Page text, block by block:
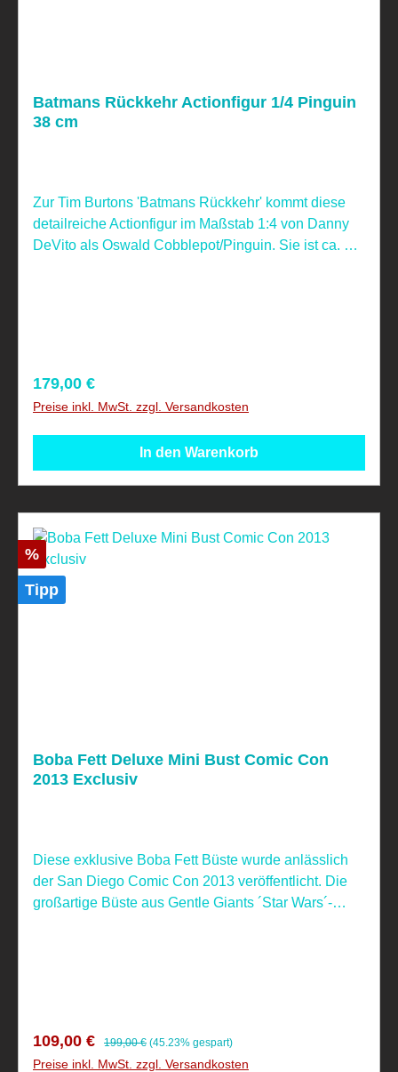
Batmans Rückkehr Actionfigur 1/4 Pinguin
38 cm
Zur Tim Burtons 'Batmans Rückkehr' kommt diese
detailreiche Actionfigur im Maßstab 1:4 von Danny
DeVito als Oswald Cobblepot/Pinguin. Sie ist ca. 38
Regulärer Preis:
179,00 €
Preise inkl. MwSt. zzgl. Versandkosten
In den Warenkorb
Rabatt
%
Tipp
Boba Fett Deluxe Mini Bust Comic Con
2013 Exclusiv
Diese exklusive Boba Fett Büste wurde anlässlich
der San Diego Comic Con 2013 veröffentlicht. Die
großartige Büste aus Gentle Giants ´Star Wars´-
Verkaufspreis:
109,00 € Regulärer Preis:
199,00 € (45.23% gespart)
Preise inkl. MwSt. zzgl. Versandkosten